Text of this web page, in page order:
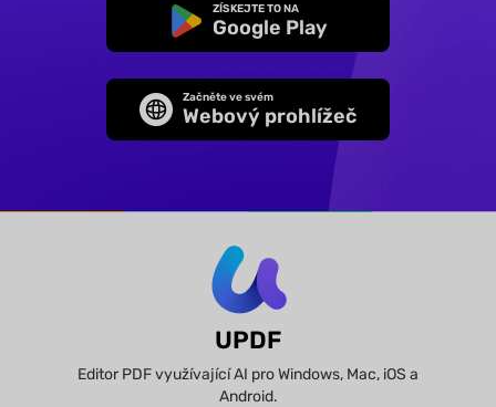
ZÍSKEJTE TO NA
Google Play
Začněte ve svém
Webový prohlížeč
UPDF
Editor PDF využívající AI pro Windows, Mac, iOS a
Android.